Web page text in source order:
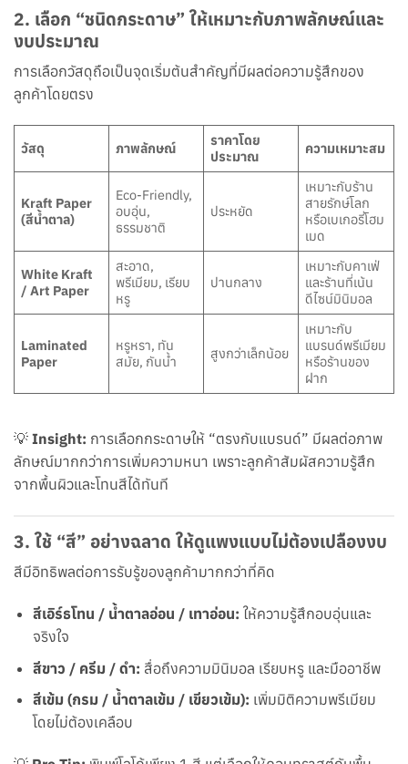
2. เลือก “ชนิดกระดาษ” ให้เหมาะกับภาพลักษณ์และ
งบประมาณ
การเลือกวัสดุถือเป็นจุดเริ่มต้นสำคัญที่มีผลต่อความรู้สึกของ
ลูกค้าโดยตรง
วัสดุ ภาพลักษณ์
ราคาโดย
ประมาณ
ความเหมาะสม
Kraft Paper
(สีน้ำตาล)
Eco-Friendly,
อบอุ่น,
ธรรมชาติ
ประหยัด
เหมาะกับร้าน
สายรักษ์โลก
หรือเบเกอรี่โฮม
เมด
White Kraft
/ Art Paper
สะอาด,
พรีเมียม, เรียบ
หรู
ปานกลาง
เหมาะกับคาเฟ่
และร้านที่เน้น
ดีไซน์มินิมอล
Laminated
Paper
หรูหรา, ทัน
สมัย, กันน้ำ
สูงกว่าเล็กน้อย
เหมาะกับ
แบรนด์พรีเมียม
หรือร้านของ
ฝาก
💡 Insight: การเลือกกระดาษให้ “ตรงกับแบรนด์” มีผลต่อภาพ
ลักษณ์มากกว่าการเพิ่มความหนา เพราะลูกค้าสัมผัสความรู้สึก
จากพื้นผิวและโทนสีได้ทันที
3.ใช้ “สี” อย่างฉลาด ให้ดูแพงแบบไม่ต้องเปลืองงบ
สีมีอิทธิพลต่อการรับรู้ของลูกค้ามากกว่าที่คิด
สีเอิร์ธโทน / น้ำตาลอ่อน / เทาอ่อน: ให้ความรู้สึกอบอุ่นและ
จริงใจ
สีขาว / ครีม / ดำ: สื่อถึงความมินิมอล เรียบหรู และมืออาชีพ
สีเข้ม (กรม / น้ำตาลเข้ม / เขียวเข้ม): เพิ่มมิติความพรีเมียม
โดยไม่ต้องเคลือบ